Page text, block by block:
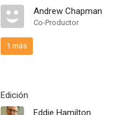
Andrew Chapman
Co-Productor
1 más
Edición
Eddie Hamilton